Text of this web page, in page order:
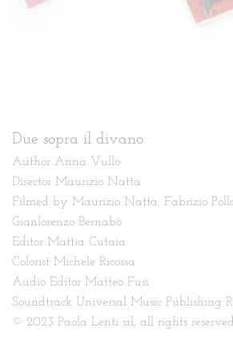
Due sopra il divano
Author Anna Vullo
Director Maurizio Natta
Filmed by Maurizio Natta, Fabrizio
Gianlorenzo Bernabò
Editor Mattia Cutaia
Colorist Michele Ricossa
Audio Editor Matteo Fusi
Soundtrack Universal Music Publishing
© 2023 Paola Lenti srl, all rights reserved